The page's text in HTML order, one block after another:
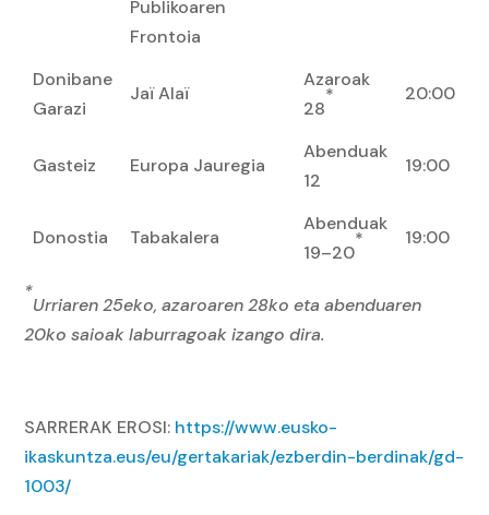
Publikoaren
Frontoia
Donibane
Garazi
Jaï Alaï
Azaroak
28
* 20:00
Gasteiz Europa Jauregia
Abenduak
12
19:00
Donostia Tabakalera
Abenduak
19–20
* 19:00
*
Urriaren 25eko, azaroaren 28ko eta abenduaren
20ko saioak laburragoak izango dira.
SARRERAK EROSI: https://www.eusko-
ikaskuntza.eus/eu/gertakariak/ezberdin-berdinak/gd-
1003/